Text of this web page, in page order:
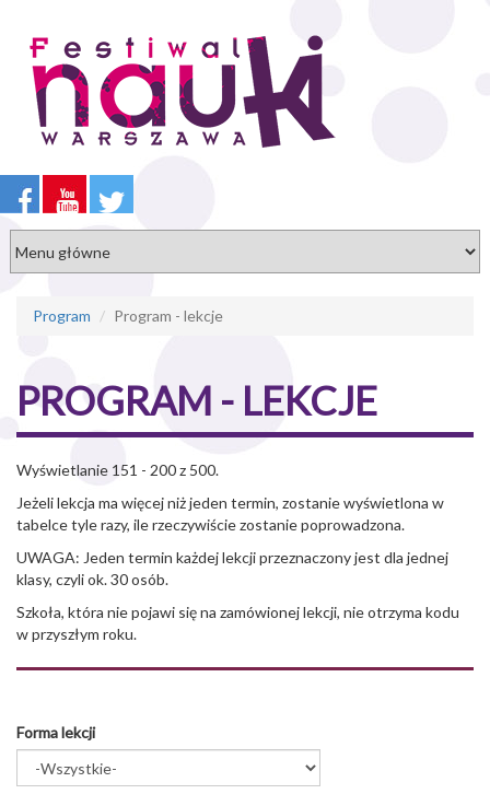
treści
Program Program - lekcje
PROGRAM - LEKCJE
Wyświetlanie 151 - 200 z 500.
Jeżeli lekcja ma więcej niż jeden termin, zostanie wyświetlona w
tabelce tyle razy, ile rzeczywiście zostanie poprowadzona.
UWAGA: Jeden termin każdej lekcji przeznaczony jest dla jednej
klasy, czyli ok. 30 osób.
Szkoła, która nie pojawi się na zamówionej lekcji, nie otrzyma kodu
w przyszłym roku.
Forma lekcji